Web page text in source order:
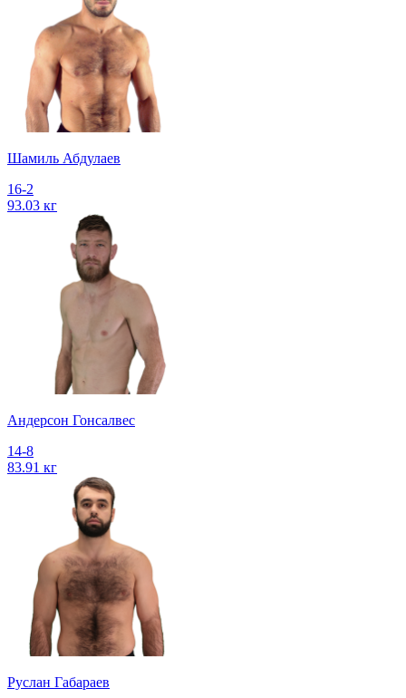
Шамиль Абдулаев
16-2
93.03 кг
Андерсон Гонсалвес
14-8
83.91 кг
Руслан Габараев